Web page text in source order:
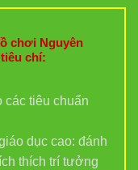
chơi Nguyên
chí:
các tiêu chuẩn
dục cao: đánh
thích trí tưởng